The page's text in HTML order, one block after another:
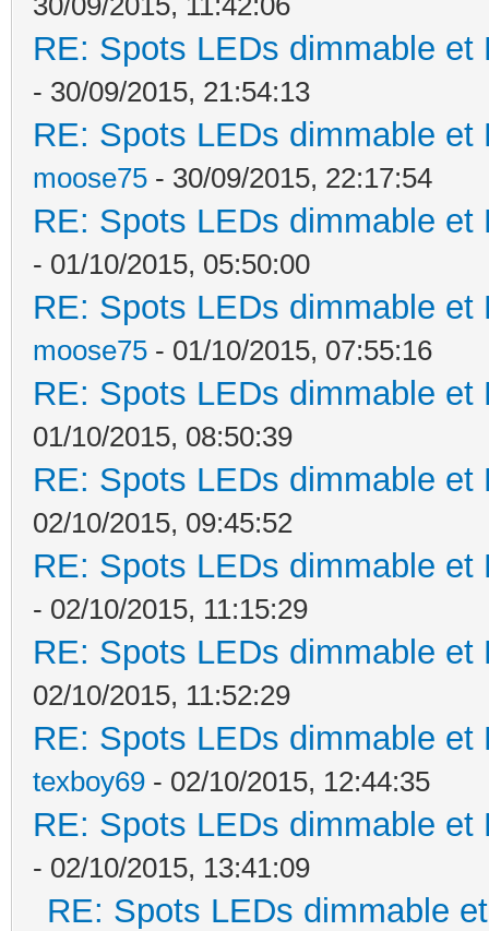
RE: Spots LEDs dimmable
- 30/09/2015, 21:54:13
RE: Spots LEDs dimmable
moose75 - 30/09/2015, 22:17:54
RE: Spots LEDs dimmable
- 01/10/2015, 05:50:00
RE: Spots LEDs dimmable
moose75 - 01/10/2015, 07:55:16
RE: Spots LEDs dimmable
01/10/2015, 08:50:39
RE: Spots LEDs dimmable
02/10/2015, 09:45:52
RE: Spots LEDs dimmable
- 02/10/2015, 11:15:29
RE: Spots LEDs dimmable
02/10/2015, 11:52:29
RE: Spots LEDs dimmable
texboy69 - 02/10/2015, 12:44:35
RE: Spots LEDs dimmable
- 02/10/2015, 13:41:09
RE: Spots LEDs dimmable